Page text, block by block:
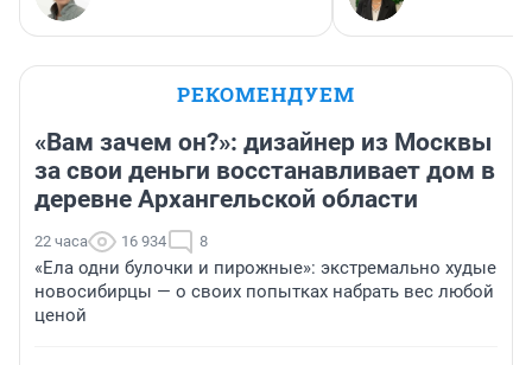
РЕКОМЕНДУЕМ
«Вам зачем он?»: дизайнер из Москвы
за свои деньги восстанавливает дом в
деревне Архангельской области
22 часа 16 934 8
«Ела одни булочки и пирожные»: экстремально худые
новосибирцы — о своих попытках набрать вес любой
ценой